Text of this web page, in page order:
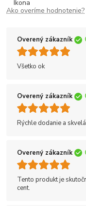
Ako overíme hodnotenie?
Overený zákazník
Všetko ok
Overený zákazník
Rýchle dodanie a
Overený zákazník
Tento produkt je
cent.